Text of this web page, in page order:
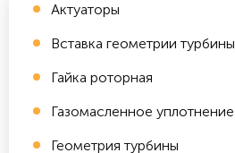
Актуаторы
Вставка геометрии турбины
Гайка роторная
Газомасленное уплотнение
Геометрия турбины